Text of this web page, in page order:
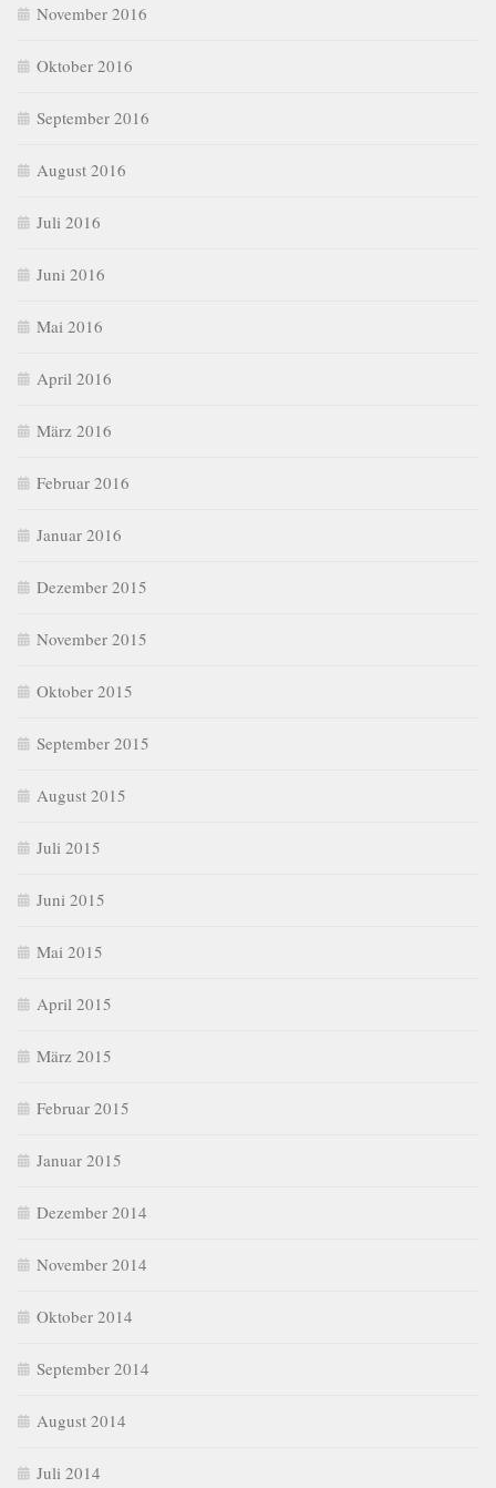
November 2016
Oktober 2016
September 2016
August 2016
Juli 2016
Juni 2016
Mai 2016
April 2016
März 2016
Februar 2016
Januar 2016
Dezember 2015
November 2015
Oktober 2015
September 2015
August 2015
Juli 2015
Juni 2015
Mai 2015
April 2015
März 2015
Februar 2015
Januar 2015
Dezember 2014
November 2014
Oktober 2014
September 2014
August 2014
Juli 2014